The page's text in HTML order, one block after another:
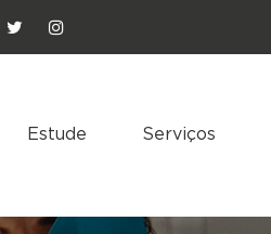
Estude Serviços